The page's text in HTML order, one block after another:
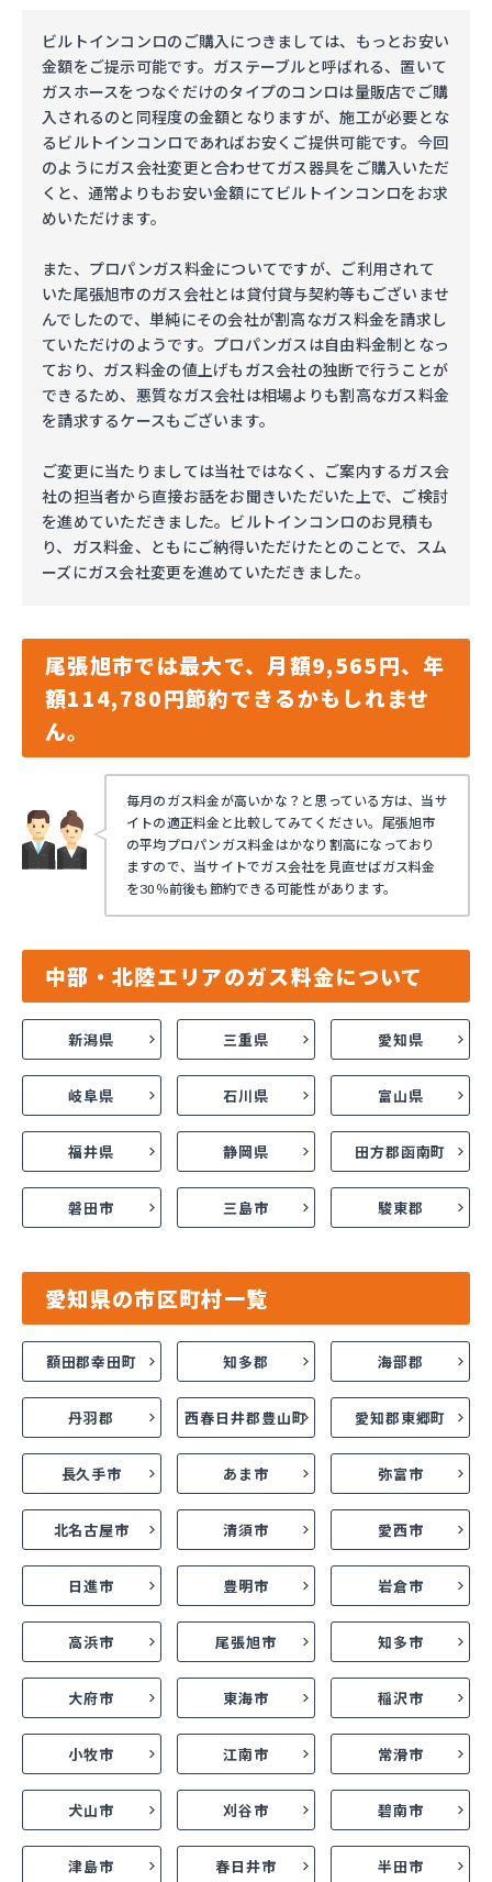
ビルトインコンロのご購入につきましては、もっとお安い
金額をご提示可能です。ガステーブルと呼ばれる、置いて
ガスホースをつなぐだけのタイプのコンロは量販店でご購
入されるのと同程度の金額となりますが、施工が必要とな
るビルトインコンロであればお安くご提供可能です。今回
のようにガス会社変更と合わせてガス器具をご購入いただ
くと、通常よりもお安い金額にてビルトインコンロをお求
めいただけます。
また、プロパンガス料金についてですが、ご利用されて
いた尾張旭市のガス会社とは貸付貸与契約等もございませ
んでしたので、単純にその会社が割高なガス料金を請求し
ていただけのようです。プロパンガスは自由料金制となっ
ており、ガス料金の値上げもガス会社の独断で行うことが
できるため、悪質なガス会社は相場よりも割高なガス料金
を請求するケースもございます。
ご変更に当たりましては当社ではなく、ご案内するガス会
社の担当者から直接お話をお聞きいただいた上で、ご検討
を進めていただきました。ビルトインコンロのお見積も
り、ガス料金、ともにご納得いただけたとのことで、スム
ーズにガス会社変更を進めていただきました。
尾張旭市では最大で、月額9,565円、年
額114,780円節約できるかもしれませ
ん。
毎月のガス料金が高いかな？と思っている方は、当サ
イトの適正料金と比較してみてください。尾張旭市
の平均プロパンガス料金はかなり割高になっており
ますので、当サイトでガス会社を見直せばガス料金
を30％前後も節約できる可能性があります。
中部・北陸エリアのガス料金について
新潟県 三重県 愛知県
岐阜県 石川県 富山県
福井県 静岡県 田方郡函南町
磐田市 三島市 駿東郡
愛知県の市区町村一覧
額田郡幸田町 知多郡 海部郡
丹羽郡 西春日井郡豊山町 愛知郡東郷町
長久手市 あま市 弥富市
北名古屋市 清須市 愛西市
日進市 豊明市 岩倉市
高浜市 尾張旭市 知多市
大府市 東海市 稲沢市
小牧市 江南市 常滑市
犬山市 刈谷市 碧南市
津島市 春日井市 半田市